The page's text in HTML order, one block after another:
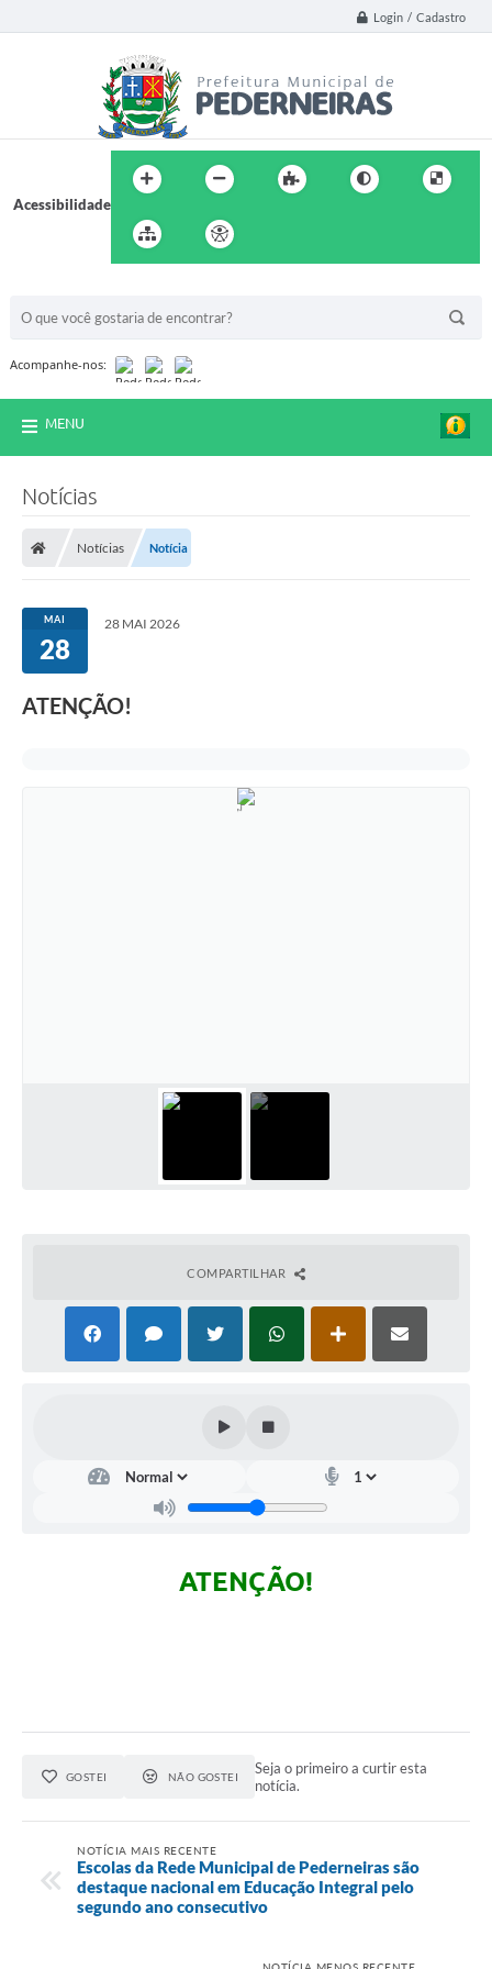
Login / Cadastro
Acessibilidade
Acompanhe-nos:
MENU
Notícias
Notícias Notícia
MAI
28
28 MAI 2026
ATENÇÃO!
COMPARTILHAR
ATENÇÃO!
GOSTEI NÃO GOSTEI
Seja o primeiro a curtir esta
notícia.
NOTÍCIA MAIS RECENTE
Escolas da Rede Municipal de Pederneiras são
destaque nacional em Educação Integral pelo
segundo ano consecutivo